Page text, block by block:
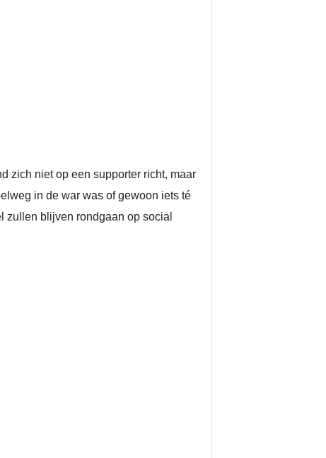
zich niet op een supporter richt, maar
in de war was of gewoon iets té
blijven rondgaan op social